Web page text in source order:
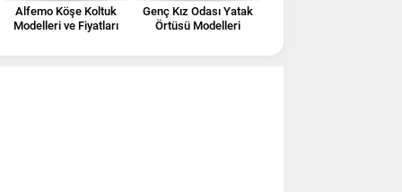
Alfemo Köşe Koltuk
Modelleri ve Fiyatları
Genç Kız Odası Yatak
Örtüsü Modelleri